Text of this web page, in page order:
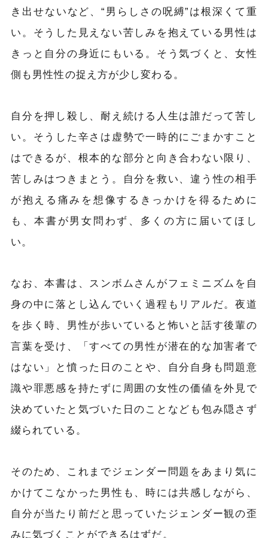
き出せないなど、“男らしさの呪縛”は根深くて重
い。そうした見えない苦しみを抱えている男性は
きっと自分の身近にもいる。そう気づくと、女性
側も男性性の捉え方が少し変わる。
自分を押し殺し、耐え続ける人生は誰だって苦し
い。そうした辛さは虚勢で一時的にごまかすこと
はできるが、根本的な部分と向き合わない限り、
苦しみはつきまとう。自分を救い、違う性の相手
が抱える痛みを想像するきっかけを得るために
も、本書が男女問わず、多くの方に届いてほし
い。
なお、本書は、スンボムさんがフェミニズムを自
身の中に落とし込んでいく過程もリアルだ。夜道
を歩く時、男性が歩いていると怖いと話す後輩の
言葉を受け、「すべての男性が潜在的な加害者で
はない」と憤った日のことや、自分自身も問題意
識や罪悪感を持たずに周囲の女性の価値を外見で
決めていたと気づいた日のことなども包み隠さず
綴られている。
そのため、これまでジェンダー問題をあまり気に
かけてこなかった男性も、時には共感しながら、
自分が当たり前だと思っていたジェンダー観の歪
みに気づくことができるはずだ。